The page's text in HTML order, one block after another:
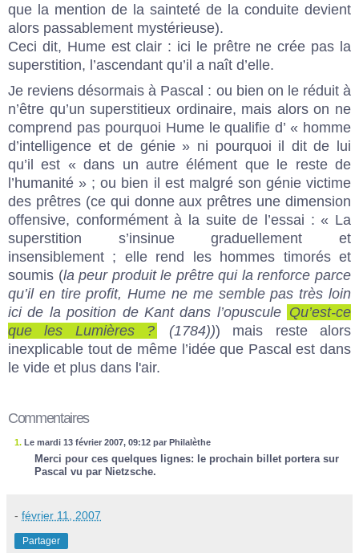
que la mention de la sainteté de la conduite devient
alors passablement mystérieuse).
Ceci dit, Hume est clair : ici le prêtre ne crée pas la
superstition, l’ascendant qu’il a naît d’elle.
Je reviens désormais à Pascal : ou bien on le réduit à
n’être qu’un superstitieux ordinaire, mais alors on ne
comprend pas pourquoi Hume le qualifie d’ « homme
d’intelligence et de génie » ni pourquoi il dit de lui
qu’il est « dans un autre élément que le reste de
l’humanité » ; ou bien il est malgré son génie victime
des prêtres (ce qui donne aux prêtres une dimension
offensive, conformément à la suite de l’essai : « La
superstition s’insinue graduellement et
insensiblement ; elle rend les hommes timorés et
soumis (la peur produit le prêtre qui la renforce parce
qu’il en tire profit, Hume ne me semble pas très loin
ici de la position de Kant dans l’opuscule Qu’est-ce
que les Lumières ?
(1784))) mais reste alors
inexplicable tout de même l’idée que Pascal est dans
le vide et plus dans l'air.
Commentaires
1. Le mardi 13 février 2007, 09:12 par Philalèthe
Merci pour ces quelques lignes: le prochain billet portera sur
Pascal vu par Nietzsche.
- février 11, 2007
Partager